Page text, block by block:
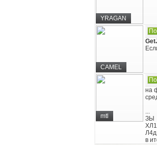
YRAGAN
CAMEL
mtl
на
...
ЗЫ
в